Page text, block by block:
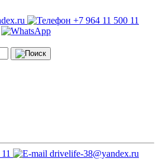
+7 964 11 500 11
drivelife-38@yandex.ru